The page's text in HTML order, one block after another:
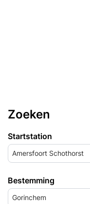
Zoeken
Startstation
Amersfoort Schothorst
Bestemming
Gorinchem